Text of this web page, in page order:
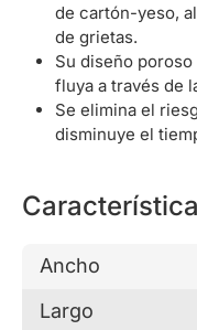
de cartón-yeso,
de grietas.
Su diseño
fluya a través de
Se elimina el
disminuye el
Ancho
Largo